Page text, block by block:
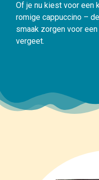
Of je nu kiest voor een
romige cappuccino –
smaak zorgen voor
vergeet.